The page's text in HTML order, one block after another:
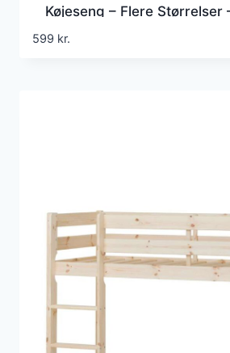
Køjeseng – Flere Størrelser
Cloud
599 kr.